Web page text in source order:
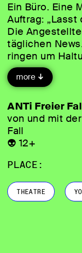
Ein Büro. Eine
Auftrag: „Lasst
Die
täglichen
ringen um
– nicht
wird
etwa nicht? Die
Fall fragt, wie
und die
nehmen können.
more
ANTi Freier
von und mit
Fall
👽 12+
PLACE:
THEATRE